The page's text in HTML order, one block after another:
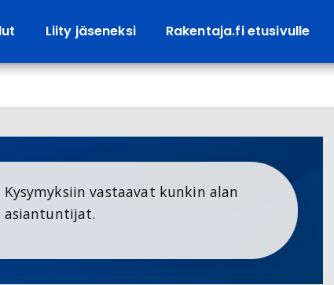
Liity jäseneksi Rakentaja.fi etusivulle
Kysymyksiin vastaavat kunkin alan
asiantuntijat.